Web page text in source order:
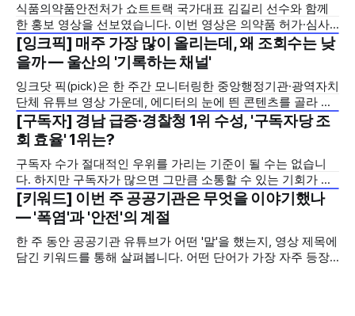
식품의약품안전처가 쇼트트랙 국가대표 김길리 선수와 함께
한 홍보 영상을 선보였습니다. 이번 영상은 의약품 허가·심사
기간을 기존 420일에서 240일로 단축한 정책을 국민에게 쉽
고 친근하게 알리기 위해 제작한 것으로, 딱딱하게 느껴질 수
있는 규제 정책을, 빙판 위에서 빠른 스피드와 꼼꼼한 준비를
모두 갖춘 김길리 선수의 이미지에 빗대어 풀어낸 것이 특징입
니다. '빠르지만
2026년 7월 5주
[잉크픽] 매주 가장 많이 올리는데, 왜 조회수는 낮
을까 — 울산의 '기록하는 채널'
잉크닷 픽(pick)은 한 주간 모니터링한 중앙행정기관·광역자치
단체 유튜브 영상 가운데, 에디터의 눈에 띈 콘텐츠를 골라 그
시도와 의미를 들여다보는 코너입니다. 조회수 순위표 맨 위에
오르지는 못했지만, 다른 채널이 가지 않은 길을 택한 콘텐츠
를 소개합니다. 이번 주는 특정 영상 한 편이 아니라, 채널 하나
의 '변화'를 이야기하려
2026년 7월 5주
[구독자] 경남 급증·경찰청 1위 수성, '구독자당 조
회 효율' 1위는?
구독자 수가 절대적인 우위를 가리는 기준이 될 수는 없습니
다. 하지만 구독자가 많으면 그만큼 소통할 수 있는 기회가 많
아집니다. 소통은 곧 채널의 신뢰로 이어집니다. 억지로 구독
자를 확보하기보다는 소통하는, 그래서 충성도 높은 구독자를
다수 확보하길 바라는 마음을 담아, 중앙행정기관과 광역자치
단체 유튜브 채널의 구독자를 월 단위로 분석합니다. 중앙행정
기관과 광역자치단체 유튜브 채널의 구독자를 통합하여
2026년 7월 5주
[키워드] 이번 주 공공기관은 무엇을 이야기했나
— '폭염'과 '안전'의 계절
한 주 동안 공공기관 유튜브가 어떤 '말'을 했는지, 영상 제목에
담긴 키워드를 통해 살펴봅니다. 어떤 단어가 가장 자주 등장